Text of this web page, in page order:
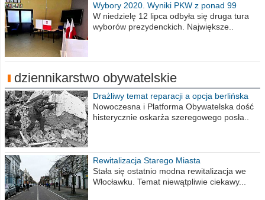
Wybory 2020. Wyniki PKW z ponad 99
procent obwodów
W niedzielę 12 lipca odbyła się druga tura
wyborów prezydenckich. Największe..
dziennikarstwo obywatelskie
Drażliwy temat reparacji a opcja berlińska
Nowoczesna i Platforma Obywatelska dość
histerycznie oskarża szeregowego posła..
Rewitalizacja Starego Miasta
Stała się ostatnio modna rewitalizacja we
Włocławku. Temat niewątpliwie ciekawy...